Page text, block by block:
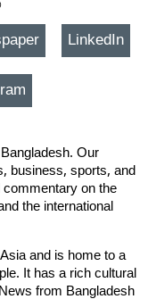
LinkedIn
Our
business, sports, and
on the
the international
and is home to a
It has a rich cultural
from Bangladesh